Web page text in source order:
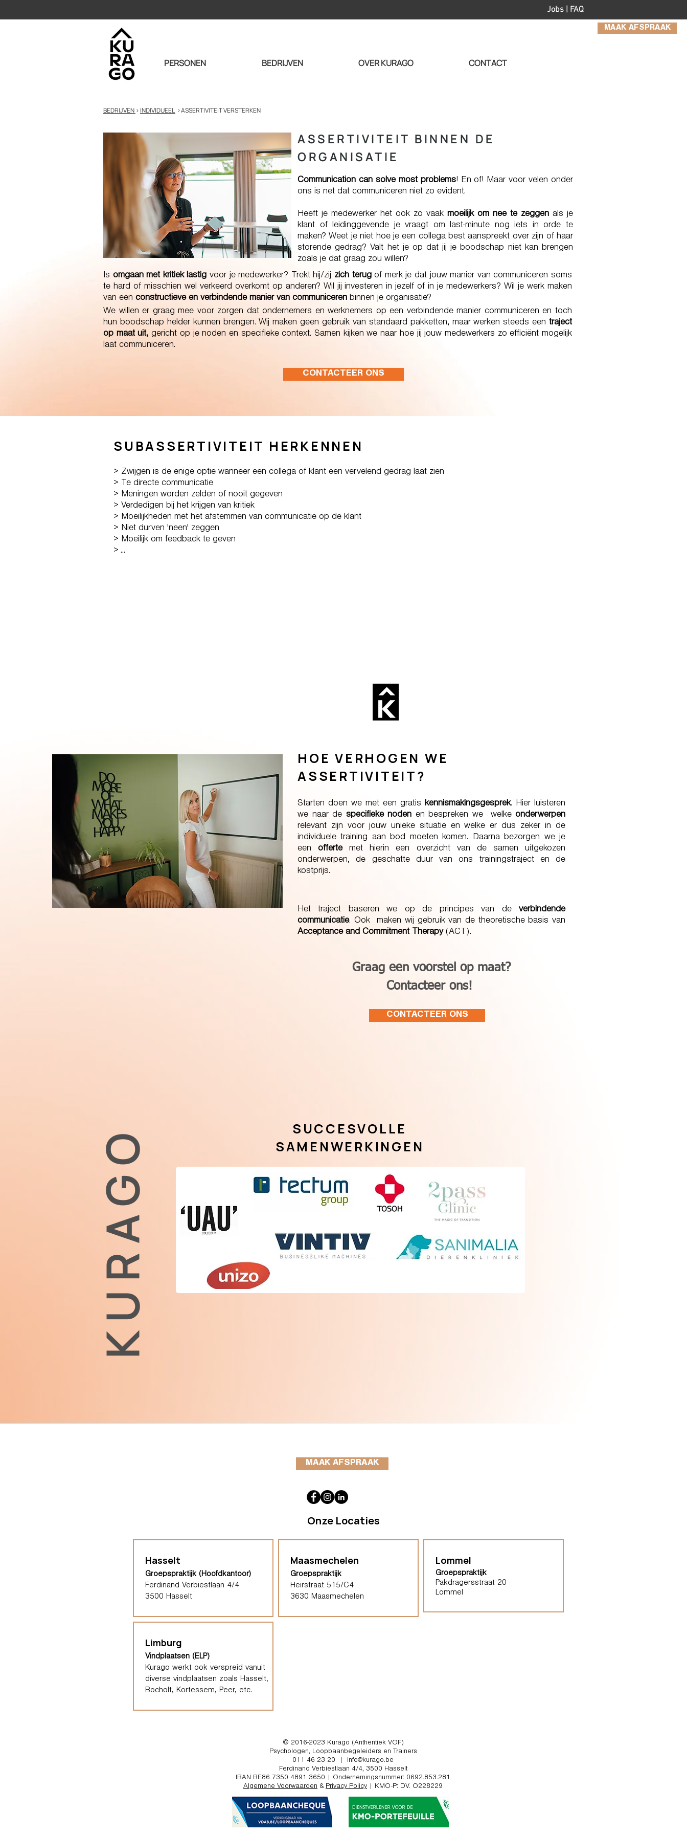
MAAK AFSPRAAK
Jobs | FAQ
PERSONEN BEDRIJVEN OVER KURAGO CONTACT
BEDRIJVEN > INDIVIDUEEL >ASSERTIVITEIT VERSTERKEN
ASSERTIVITEIT BINNEN DE
ORGANISATIE
Communication can solve most problems! En of! Maar voor velen onder
ons is net dat communiceren niet zo evident.
Heeft je medewerker het ook zo vaak moeilijk om nee te zeggen als je
klant of leidinggevende je vraagt om last-minute nog iets in orde te
maken? Weet je niet hoe je een collega best aanspreekt over zijn of haar
storende gedrag? Valt het je op dat jij je boodschap niet kan brengen
zoals je dat graag zou willen?
Is omgaan met kritiek lastig voor je medewerker? Trekt hij/zij zich terugof merk je dat jouw manier van communiceren soms
te hard of misschien wel verkeerd overkomt op anderen? ​Wil jij investeren in jezelf of in je medewerkers? Wil je werk maken
van een constructieve en verbindende manier van communiceren binnen je organisatie?
CONTACTEER ONS
SUBASSERTIVITEIT HERKENNEN
> Zwijgen is de enige optie wanneer een collega of klant een vervelend gedrag laat zien
> Te directe communicatie
> Meningen worden zelden of nooit gegeven
> Verdedigen bij het krijgen van kritiek
> Moeilijkheden met het afstemmen van communicatie op de klant
> Niet durven 'neen' zeggen
> Moeilijk om feedback te geven
> ...
HOE VERHOGEN WE
ASSERTIVITEIT?
​Starten doen we met een gratis kennismakingsgesprek. Hier luisteren
we naar de specifieke noden en bespreken we welke onderwerpen
relevant zijn voor jouw unieke situatie en welke er dus zeker in de
individuele training aan bod moeten komen. Daarna bezorgen we je
eenoffertemet hierin een overzicht van de samen uitgekozen
onderwerpen, de geschatte duur van ons trainingstraject en de
kostprijs.
Het traject baseren we op de principes van de verbindende
communicatie. Ook maken wij gebruik van de theoretische basis van
Acceptance and Commitment Therapy(ACT).
Graag een voorstel op maat?
Contacteer ons!
CONTACTEER ONS
SUCCESVOLLE
SAMENWERKINGEN
KURAGO
We willen er graag mee voor zorgen dat ondernemers en werknemers op een verbindende manier communiceren en toch
hun boodschap helder kunnen brengen. Wij maken geen gebruik van standaard pakketten, maar werken steeds een traject
op maat uit, gericht op je noden en specifieke context. Samen kijken we naar hoe jij jouw medewerkers zo efficiënt mogelijk
laat communiceren.
MAAK AFSPRAAK
Onze Locaties
Hasselt
Groepspraktijk (Hoofdkantoor)
Ferdinand Verbiestlaan 4/4
3500 Hasselt
Limburg
Vindplaatsen (ELP)
Kurago werkt ook verspreid vanuit
diverse vindplaatsen zoals Hasselt,
Bocholt, Kortessem, Peer, etc.
Maasmechelen
Groepspraktijk
Heirstraat 515/C4
3630 Maasmechelen
Lommel
Groepspraktijk
Pakdragersstraat 20
Lommel
© 2016-2023 Kurago (Anthentiek VOF)
Psychologen, Loopbaanbegeleiders en Trainers
011 46 23 20
info@kurago.be
Ferdinand Verbiestlaan 4/4, 3500 Hasselt
IBAN BE86 7350 4891 3650 | Ondernemingsnummer: 0692.853.281
Algemene Voorwaarden & Privacy Policy | KMO-P: DV. O228229